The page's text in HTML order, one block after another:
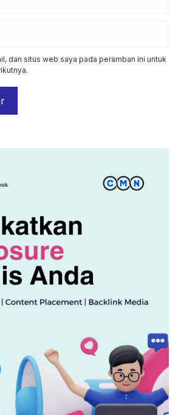
dan situs web saya pada peramban ini untuk